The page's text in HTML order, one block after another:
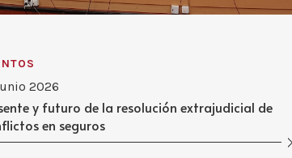
2026
y futuro de la resolución extrajudicial de
en seguros